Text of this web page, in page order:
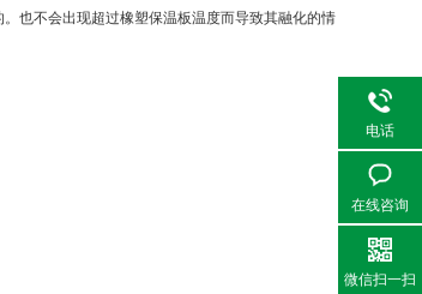
也不会出现超过橡塑保温板温度而导致其融化的情
电话
在线咨询
微信扫一扫